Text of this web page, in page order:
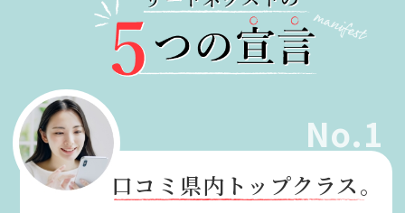
No.1
口コミ県内トップクラス。